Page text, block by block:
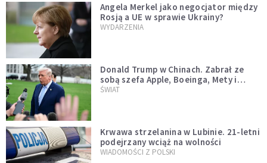
Angela Merkel jako negocjator między
Rosją a UE w sprawie Ukrainy?
WYDARZENIA
Donald Trump w Chinach. Zabrał ze
sobą szefa Apple, Boeinga, Mety i
Muska
ŚWIAT
Krwawa strzelanina w Lubinie. 21-letni
podejrzany wciąż na wolności
WIADOMOŚCI Z POLSKI